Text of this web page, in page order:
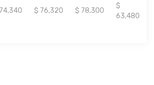
$ 76,320 $ 78,300
$
63,480